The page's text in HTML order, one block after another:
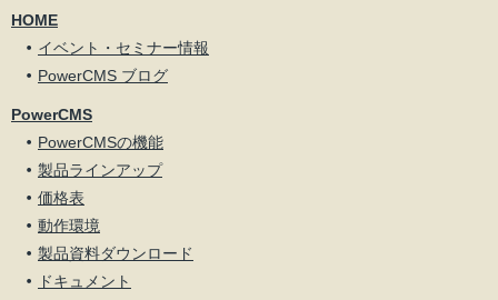
HOME
イベント・セミナー情報
PowerCMS ブログ
PowerCMS
PowerCMSの機能
製品ラインアップ
価格表
動作環境
製品資料ダウンロード
ドキュメント